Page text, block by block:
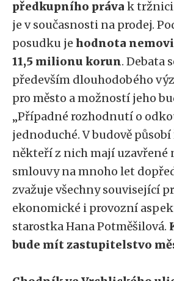
předkupního práva k tržnici
je v současnosti na prodej.
posudku je hodnota
11,5 milionu korun. Debata
především dlouhodobého
pro město a možností jeho
„Případné rozhodnutí o
jednoduché. V budově
někteří z nich mají uzavřené
smlouvy na mnoho let
zvažuje všechny související
ekonomické i provozní
starostka Hana Potměšilová.
bude mít zastupitelstvo